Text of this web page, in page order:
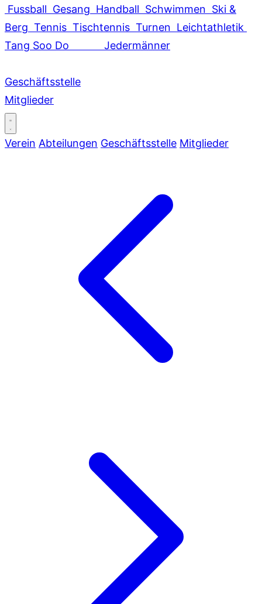
Fussball Gesang Handball Schwimmen Ski &
Berg Tennis Tischtennis Turnen Leichtathletik
Tang Soo Do
Jedermänner
Geschäftsstelle
Mitglieder
Verein Abteilungen Geschäftsstelle Mitglieder